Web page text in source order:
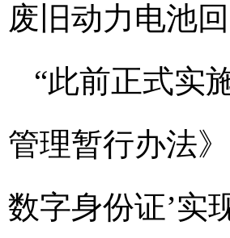
废旧动力电池
“此前正式实
管理暂行办法
数字身份证’实